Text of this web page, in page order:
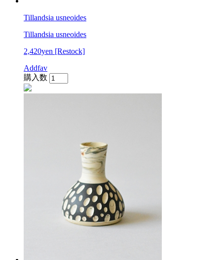
Tillandsia usneoides
Tillandsia usneoides
2,420yen [Restock]
Addfav
購入数